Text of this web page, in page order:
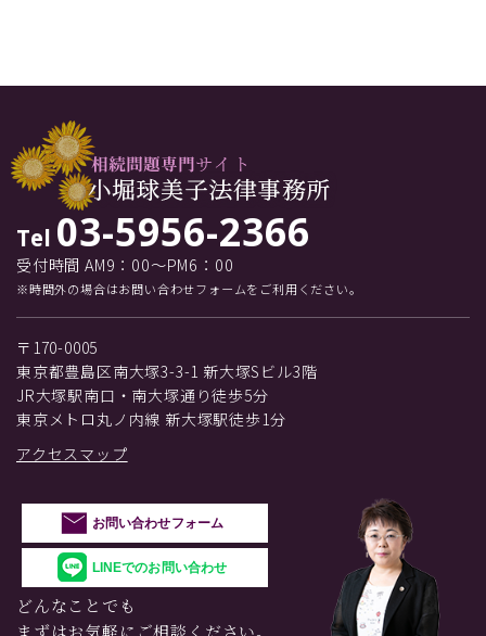
Tel 03-5956-2366
受付時間 AM9：00～PM6：00
※時間外の場合はお問い合わせフォームをご利用ください。
〒170-0005
東京都豊島区南大塚3-3-1 新大塚Sビル3階
JR大塚駅南口・南大塚通り徒歩5分
東京メトロ丸ノ内線 新大塚駅徒歩1分
アクセスマップ
お問い合わせフォーム
LINEでのお問い合わせ
どんなことでも
まずはお気軽にご相談ください。